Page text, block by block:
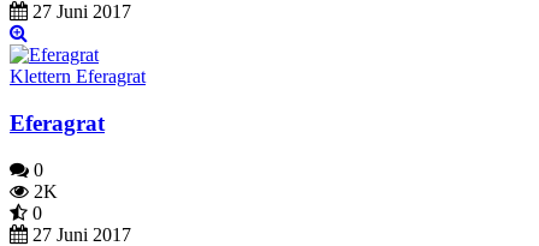
27 Juni 2017
Klettern Eferagrat
Eferagrat
0
2K
0
27 Juni 2017